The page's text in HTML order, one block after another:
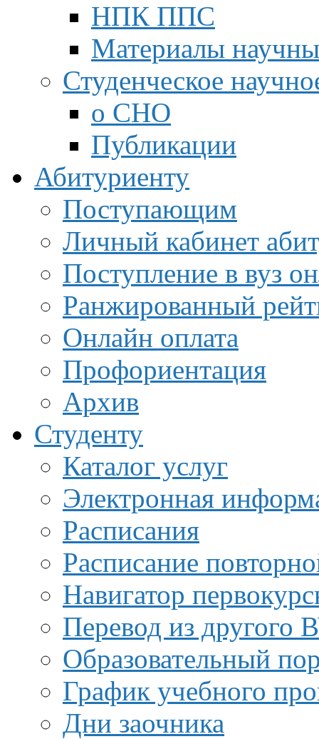
НПК ППС
Материалы
Студенческое
о СНО
Публикации
Абитуриенту
Поступающим
Личный кабинет
Поступление в вуз
Ранжированный
Онлайн оплата
Профориентация
Архив
Студенту
Каталог услуг
Электронная
Расписания
Расписание
Навигатор
Перевод из другого
Образовательный
График учебного
Дни заочника